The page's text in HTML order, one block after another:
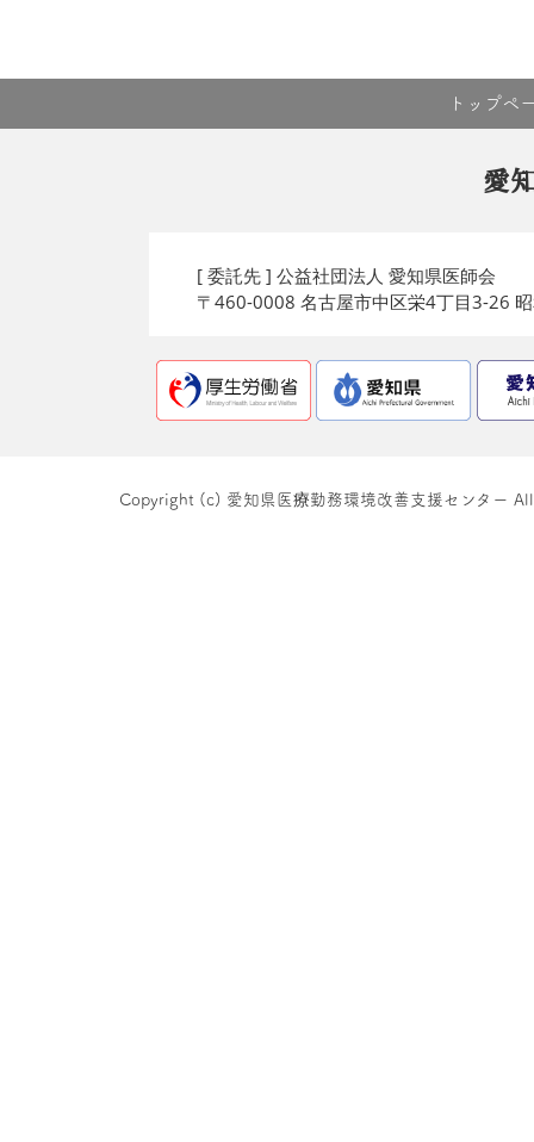
トップペ
愛
[ 委託先 ] 公益社団法人 愛知県医師会
〒460-0008 名古屋市中区栄4丁目3-26
Copyright (c) 愛知県医療勤務環境改善支援センター